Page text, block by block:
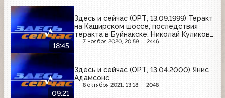
18:45
Здесь и сейчас (ОРТ, 13.09.1999) Теракт
на Каширском шоссе, последствия
теракта в Буйнакске. Николай Куликов,
Сергей Корпачев, Осман Османов
7 ноября 2020, 20:59 2446
09:21
Здесь и сейчас (ОРТ, 13.04.2000) Янис
Адамсонс
8 октября 2021, 13:18 2048